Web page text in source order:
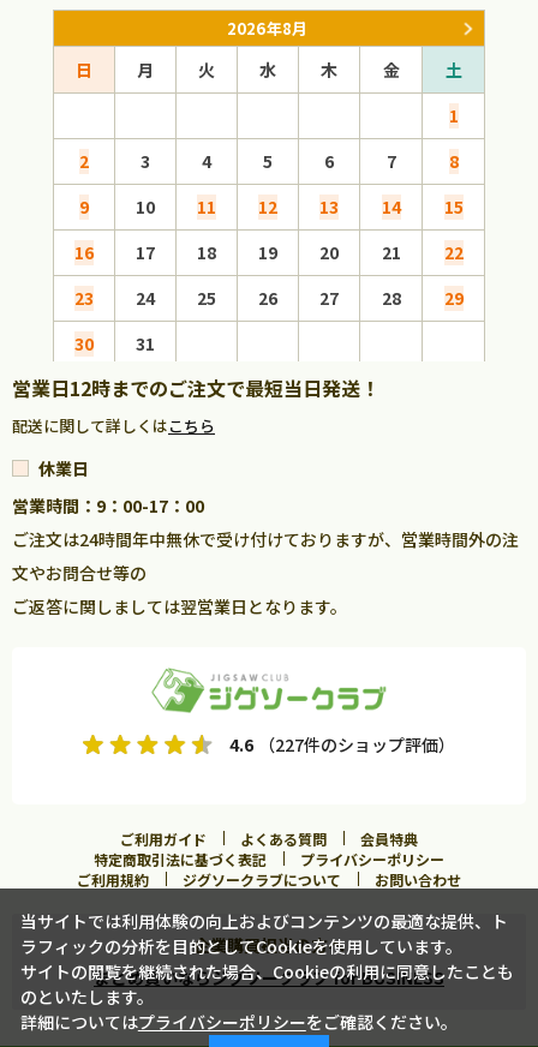
2026年8月
日 月 火 水 木 金
土
1
2
3 4 5 6 7
8
9
10 11 12 13 14
15
16
17 18 19 20 21
22
23
24 25 26 27 28
29
30
31
営業日12時までのご注文で最短当日発送！
配送に関して詳しくはこちら
休業日
営業時間：9：00-17：00
ご注文は24時間年中無休で受け付けておりますが、営業時間外の注
文やお問合せ等の
ご返答に関しましては翌営業日となります。
4.6 （227件のショップ評価）
ご利用ガイド よくある質問
会員特典
特定商取引法に基づく表記
プライバシーポリシー
ご利用規約
ジグソークラブについて お問い合わせ
企業購買担当の方へ
まとめ買いならジグソークラブ for BUSINESS
当サイトでは利用体験の向上およびコンテンツの最適な提供、ト
ラフィックの分析を目的としてCookieを使用しています。
サイトの閲覧を継続された場合、Cookieの利用に同意したことも
のといたします。
詳細についてはプライバシーポリシーをご確認ください。